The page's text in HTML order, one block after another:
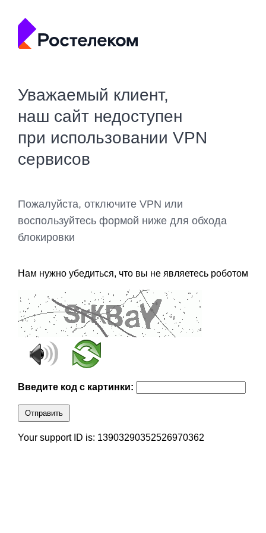
Уважаемый клиент,
наш сайт недоступен
при использовании VPN
сервисов
Пожалуйста, отключите VPN или
воспользуйтесь формой ниже для обхода
блокировки
Нам нужно убедиться, что вы не являетесь роботом
Введите код с картинки:
Отправить
Your support ID is: 13903290352526970362